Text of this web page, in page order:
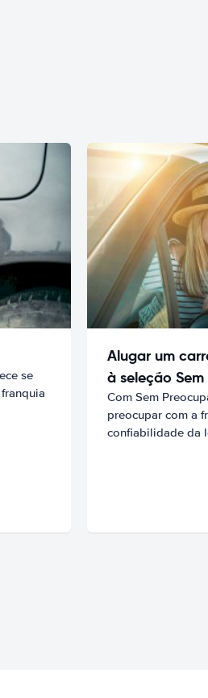
se
Alugar um
à seleção
Com Sem
preocupar com a
confiabilidade da